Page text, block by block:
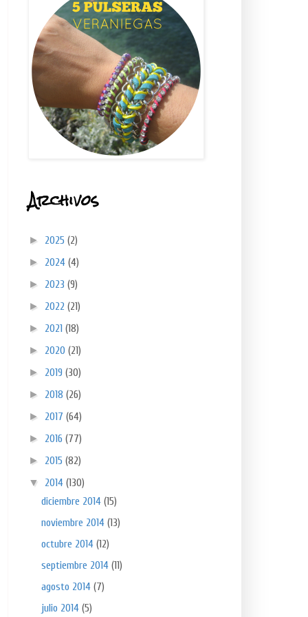
Archivos
► 2025 (2)
► 2024 (4)
► 2023 (9)
► 2022 (21)
► 2021 (18)
► 2020 (21)
► 2019 (30)
► 2018 (26)
► 2017 (64)
► 2016 (77)
► 2015 (82)
▼ 2014 (130)
diciembre 2014(15)
noviembre 2014(13)
octubre 2014(12)
septiembre 2014(11)
agosto 2014(7)
julio 2014(5)